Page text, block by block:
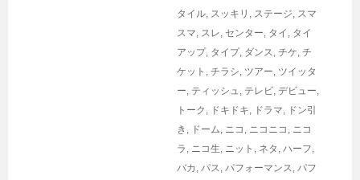
タイル, スッキリ , ステージ, スマ
スマ, スレ, センター, タイ , タイ
アップ, タイプ, ダンス, チケ, チ
ケット , チラシ, ツアー, ツイッタ
ー, ティッシュ , テレビ, デビュー,
トーク , ドキドキ, ドラマ, ドン引
き , ドーム, ニコ , ニコニコ , ニコ
ラ , ニコ生, ニット , ネタ , ハーフ,
バカ , パス, パフォーマンス, パフ